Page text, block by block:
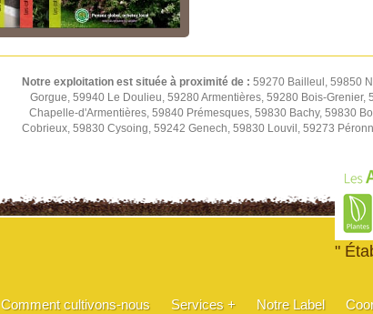
Notre exploitation est située à proximité de : 59270 Bailleul, 59850
Gorgue, 59940 Le Doulieu, 59280 Armentières, 59280 Bois-
Chapelle-d'Armentières, 59840 Prémesques, 59830 Bachy, 59830
Cobrieux, 59830 Cysoing, 59242 Genech, 59830 Louvil, 59273
"
Comment cultivons-nous Services + Notre Label